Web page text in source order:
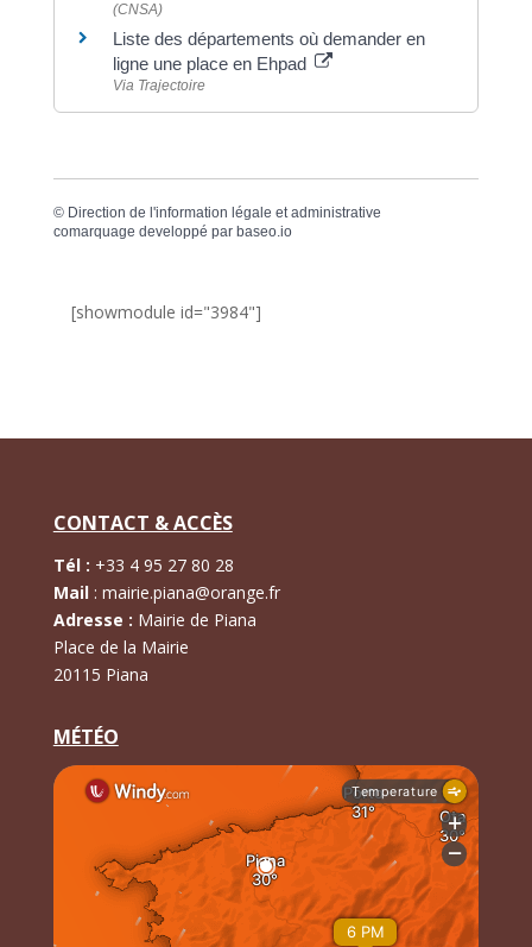
(CNSA)
Liste des départements où demander en
ligne une place en Ehpad
Via Trajectoire
© Direction de l'information légale et administrative
comarquage developpé par baseo.io
[showmodule id="3984"]
CONTACT & ACCÈS
Tél : +33 4 95 27 80 28
Mail: mairie.piana@orange.fr
Adresse : Mairie de Piana
Place de la Mairie
20115 Piana
MÉTÉO